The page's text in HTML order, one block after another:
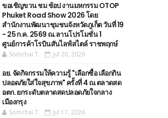
ขอเชิญขวน ชม ช้อป งานมหกรรม OTOP
Phuket Road Show 2026 โดย
สำนักงานพัฒนาชุมชนจังหวัดภูเก็ต วันที่ 19
- 25 ก.ค. 2569 ณ.ลานโปรโมชั่น 1
ศูนย์การค้าโรบินสันไลฟ์สไตล์ ราชพฤกษ์
Somchai T. Jul 20, 2026
อย. จัดกิจกรรมให้ความรู้ "เลือกซื้อ เลือกกิน
ปลอดภัยใส่ใจสุขภาพ" ครั้งที่ 4 ณ ตลาดสด
อตก. ยกระดับตลาดสดปลอดภัยใจกลาง
เมืองกรุง
Somchai T. Jul 17, 2026